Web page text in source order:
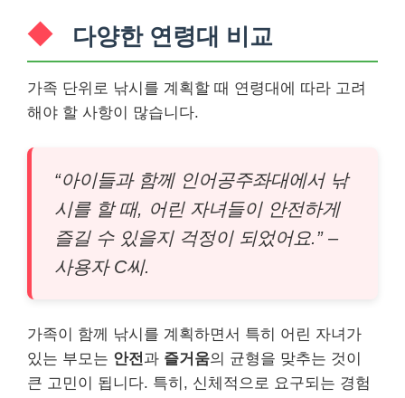
다양한 연령대 비교
가족 단위로 낚시를 계획할 때 연령대에 따라 고려
해야 할 사항이 많습니다.
“아이들과 함께 인어공주좌대에서 낚
시를 할 때, 어린 자녀들이 안전하게
즐길 수 있을지 걱정이 되었어요.” –
사용자 C씨.
가족이 함께 낚시를 계획하면서 특히 어린 자녀가
있는 부모는 안전과 즐거움의 균형을 맞추는 것이
큰 고민이 됩니다. 특히, 신체적으로 요구되는 경험